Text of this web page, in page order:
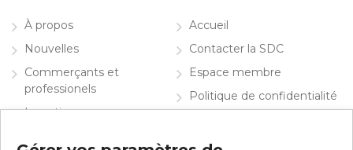
À propos
Nouvelles
Commerçants et
professionels
Investir
Accueil
Contacter la SDC
Espace membre
Politique de confidentialité